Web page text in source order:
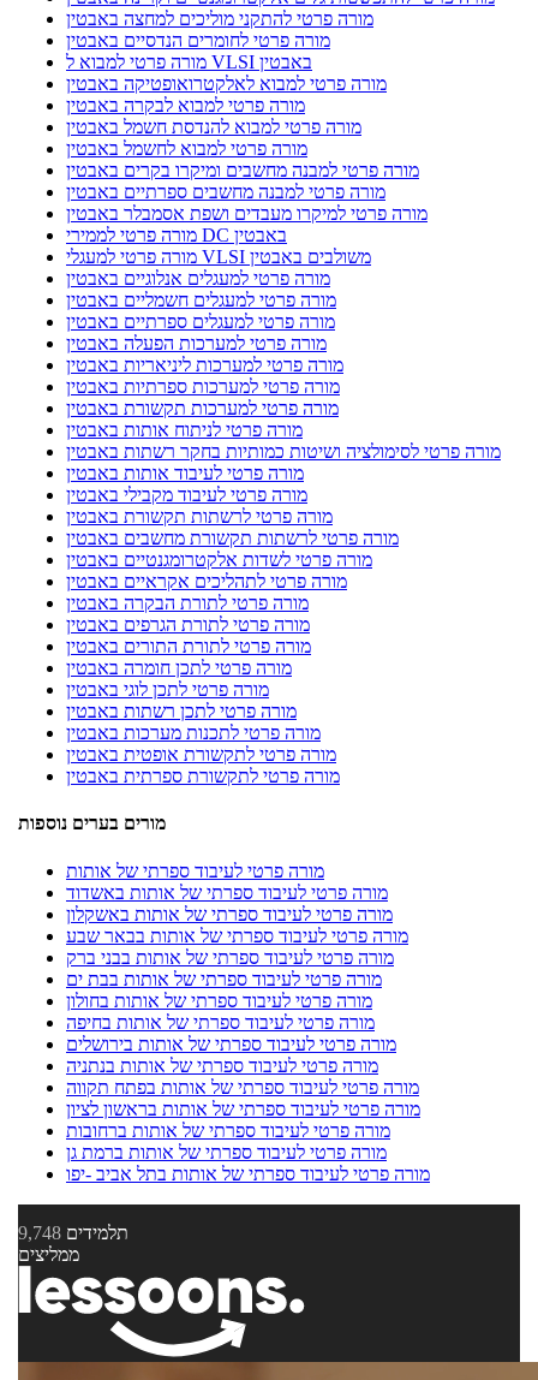
מורה פרטי להתקני מוליכים למחצה באבטין
מורה פרטי לחומרים הנדסיים באבטין
מורה פרטי למבוא ל VLSI באבטין
מורה פרטי למבוא לאלקטרואופטיקה באבטין
מורה פרטי למבוא לבקרה באבטין
מורה פרטי למבוא להנדסת חשמל באבטין
מורה פרטי למבוא לחשמל באבטין
מורה פרטי למבנה מחשבים ומיקרו בקרים באבטין
מורה פרטי למבנה מחשבים ספרתיים באבטין
מורה פרטי למיקרו מעבדים ושפת אסמבלר באבטין
מורה פרטי לממירי DC באבטין
מורה פרטי למעגלי VLSI משולבים באבטין
מורה פרטי למעגלים אנלוגיים באבטין
מורה פרטי למעגלים חשמליים באבטין
מורה פרטי למעגלים ספרתיים באבטין
מורה פרטי למערכות הפעלה באבטין
מורה פרטי למערכות ליניאריות באבטין
מורה פרטי למערכות ספרתיות באבטין
מורה פרטי למערכות תקשורת באבטין
מורה פרטי לניתוח אותות באבטין
מורה פרטי לסימולציה ושיטות כמותיות בחקר רשתות באבטין
מורה פרטי לעיבוד אותות באבטין
מורה פרטי לעיבוד מקבילי באבטין
מורה פרטי לרשתות תקשורת באבטין
מורה פרטי לרשתות תקשורת מחשבים באבטין
מורה פרטי לשדות אלקטרומגנטיים באבטין
מורה פרטי לתהליכים אקראיים באבטין
מורה פרטי לתורת הבקרה באבטין
מורה פרטי לתורת הגרפים באבטין
מורה פרטי לתורת התורים באבטין
מורה פרטי לתכן חומרה באבטין
מורה פרטי לתכן לוגי באבטין
מורה פרטי לתכן רשתות באבטין
מורה פרטי לתכנות מערכות באבטין
מורה פרטי לתקשורת אופטית באבטין
מורה פרטי לתקשורת ספרתית באבטין
מורים בערים נוספות
מורה פרטי לעיבוד ספרתי של אותות
מורה פרטי לעיבוד ספרתי של אותות באשדוד
מורה פרטי לעיבוד ספרתי של אותות באשקלון
מורה פרטי לעיבוד ספרתי של אותות בבאר שבע
מורה פרטי לעיבוד ספרתי של אותות בבני ברק
מורה פרטי לעיבוד ספרתי של אותות בבת ים
מורה פרטי לעיבוד ספרתי של אותות בחולון
מורה פרטי לעיבוד ספרתי של אותות בחיפה
מורה פרטי לעיבוד ספרתי של אותות בירושלים
מורה פרטי לעיבוד ספרתי של אותות בנתניה
מורה פרטי לעיבוד ספרתי של אותות בפתח תקווה
מורה פרטי לעיבוד ספרתי של אותות בראשון לציון
מורה פרטי לעיבוד ספרתי של אותות ברחובות
מורה פרטי לעיבוד ספרתי של אותות ברמת גן
מורה פרטי לעיבוד ספרתי של אותות בתל אביב -יפו
9,748 תלמידים
ממליצים